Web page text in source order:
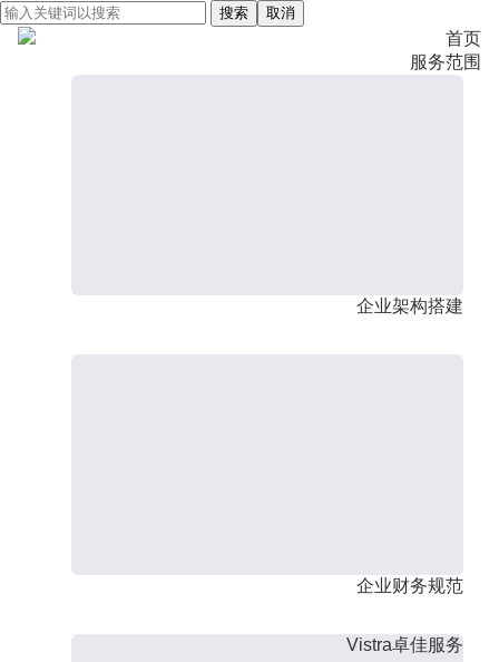
搜索 取消
首页
服务范围
企业架构搭建
企业财务规范
Vistra卓佳服务